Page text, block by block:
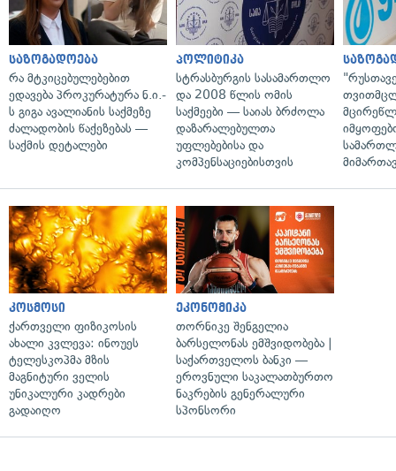
საზოგადოება
რა მტკიცებულებებით
ედავება პროკურატურა ნ.ი.-
ს გიგა ავალიანის საქმეზე
ძალადობის წაქეზებას —
საქმის დეტალები
პოლიტიკა
სტრასბურგის სასამართლო
და 2008 წლის ომის
საქმეები — საიას ბრძოლა
დაზარალებულთა
უფლებებისა და
კომპენსაციებისთვის
კოსმოსი
ქართველი ფიზიკოსის
ახალი კვლევა: ინოუეს
ტელესკოპმა მზის
მაგნიტური ველის
უნიკალური კადრები
გადაიღო
ეკონომიკა
თორნიკე შენგელია
ბარსელონას ემშვიდობება |
საქართველოს ბანკი —
ეროვნული საკალათბურთო
ნაკრების გენერალური
სპონსორი